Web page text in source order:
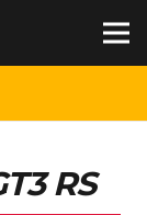
RS